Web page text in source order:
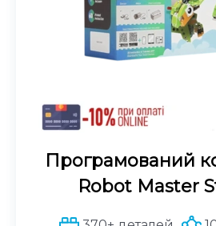
Програмований
Robot Master